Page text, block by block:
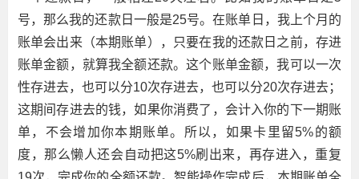
号，那么我的还款日一般是25号。在账单日，我上个月的
账单会出来（本期账单），只要在我的还款日之前，存进
账单金额，就算我全额还款。这个账单金额，我可以一次
性存进去，也可以分10次存进去，也可以分20次存进去；
这期间存进去的钱，如果你消费了，会计入你的下一期账
单，不会增加你本期账单。所以，如果卡里留5%的额
度，那么懒人还会自动把这5%刷出来，再存进入，重复